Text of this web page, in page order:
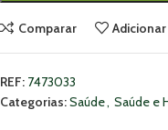
Comparar
REF: 7473033
Categorias:Saúde, Saúde e